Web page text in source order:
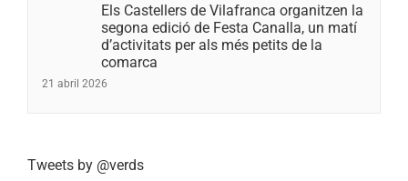
Els Castellers de Vilafranca organitzen la
segona edició de Festa Canalla, un matí
d’activitats per als més petits de la
comarca
21 abril 2026
Tweets by @verds